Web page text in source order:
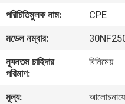
আমাদের
সম্পর্কে
কারখানা
ভ্রমণ
পরিচিতিমুলক নাম:
CPE
মডেল নম্বার:
ন্যূনতম চাহিদার
পরিমাণ:
বিনিমেয়
মূল্য: